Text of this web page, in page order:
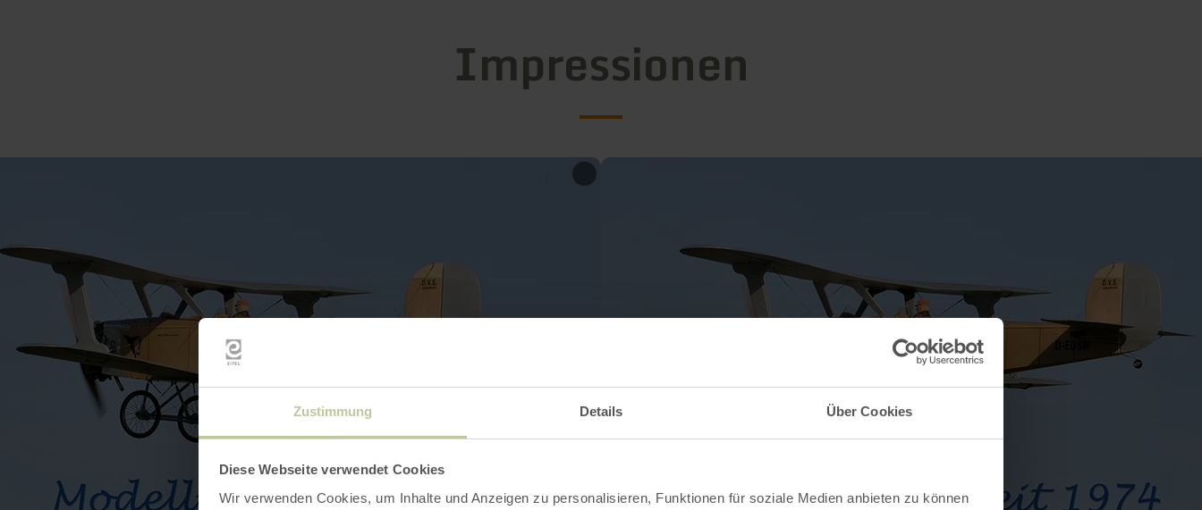
Zustimmung Details Über Cookies
Diese Webseite verwendet Cookies
Wir verwenden Cookies, um Inhalte und Anzeigen zu personalisieren, Funktionen für soziale Medien anbieten zu können
Impressionen